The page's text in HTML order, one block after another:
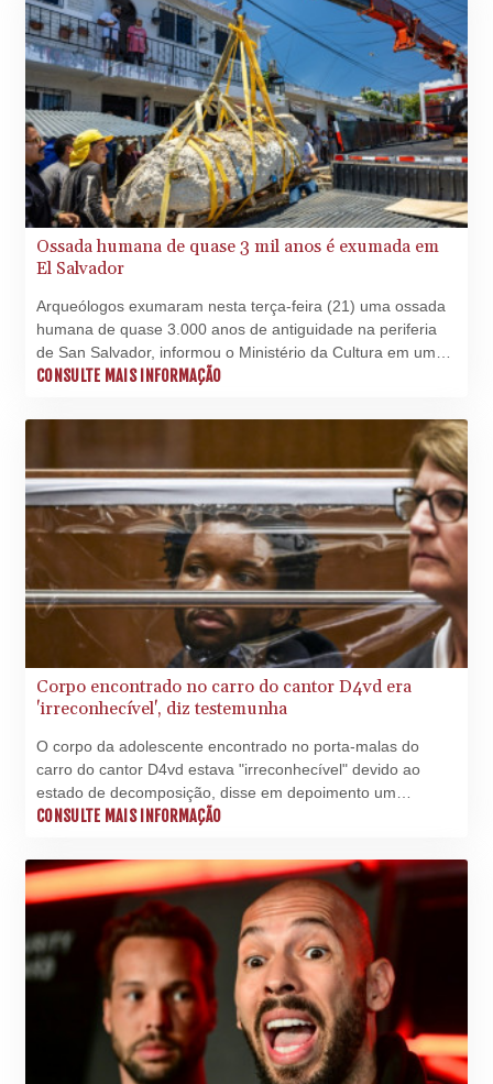
PYG
6873.998246
QAR 4.214086
RON 5.248764
RSD 117.354656
RUB 94.13771
RWF
1693.214327
SAR 4.331774
SBD 9.313789
SEK 10.936499
SGD 1.479678
SLE 28.401485
23892.947289
STN 24.471302
SVC 10.085522
SZL 18.893924
THB 38.161453
TJS 10.638946
TMT 4.040264
TND 3.382136
TRY 54.928317
TTD 7.817917
3059.054979
UAH 51.580034
UGX
UYU 46.347053
UZS
13702.346382
VES 870.632244
VND
30284.090289
VUV 137.76641
WST 3.150502
XAF 655.188645
Ossada humana de quase 3 mil anos é exumada em
El Salvador
Arqueólogos exumaram nesta terça-feira (21) uma ossada
humana de quase 3.000 anos de antiguidade na periferia
de San Salvador, informou o Ministério da Cultura em um
comunicado.
CONSULTE MAIS INFORMAÇÃO
Corpo encontrado no carro do cantor D4vd era
'irreconhecível', diz testemunha
O corpo da adolescente encontrado no porta-malas do
carro do cantor D4vd estava "irreconhecível" devido ao
estado de decomposição, disse em depoimento um
detetive, em um tribunal de Los Angeles, nesta terça-feira
CONSULTE MAIS INFORMAÇÃO